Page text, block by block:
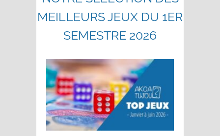
MEILLEURS JEUX DU 1ER
SEMESTRE 2026